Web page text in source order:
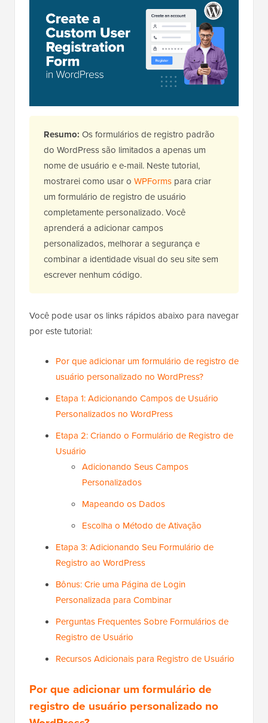
Resumo: Os formulários de registro padrão
do WordPress são limitados a apenas um
nome de usuário e e-mail. Neste tutorial,
mostrarei como usar o WPForms para criar
um formulário de registro de usuário
completamente personalizado. Você
aprenderá a adicionar campos
personalizados, melhorar a segurança e
combinar a identidade visual do seu site sem
escrever nenhum código.
Você pode usar os links rápidos abaixo para navegar
por este tutorial:
Por que adicionar um formulário de registro de
usuário personalizado no WordPress?
Etapa 1: Adicionando Campos de Usuário
Personalizados no WordPress
Etapa 2: Criando o Formulário de Registro de
Usuário
Adicionando Seus Campos
Personalizados
Mapeando os Dados
Escolha o Método de Ativação
Etapa 3: Adicionando Seu Formulário de
Registro ao WordPress
Bônus: Crie uma Página de Login
Personalizada para Combinar
Perguntas Frequentes Sobre Formulários de
Registro de Usuário
Recursos Adicionais para Registro de Usuário
Por que adicionar um formulário de
registro de usuário personalizado no